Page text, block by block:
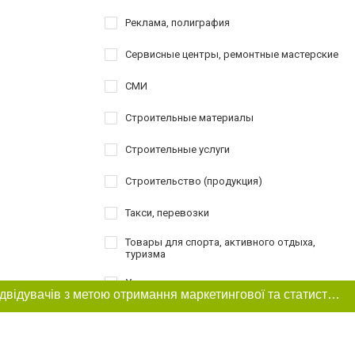
Реклама, полиграфия
Сервисные центры, ремонтные мастерские
СМИ
Строительные материалы
Строительные услуги
Строительство (продукция)
Такси, перевозки
Товары для спорта, активного отдыха,
туризма
Услуги
Шоппинг
Цей сайт використовує «cookies». Також веб-сайт використовує інтернет-сервіс для збору технічних даних стосовно відвідувачів з метою отримання маркетингової та статистичної інформації. Умови обробки даних відвідувачів сайту див.